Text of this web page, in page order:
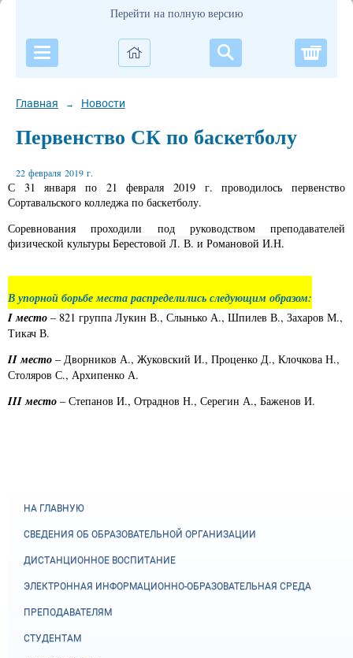
Перейти на полную версию
Главная → Новости
Первенство СК по баскетболу
22 февраля 2019 г.
С 31 января по 21 февраля 2019 г. проводилось первенство
Сортавальского колледжа по баскетболу.
Соревнования проходили под руководством преподавателей
физической культуры Берестовой Л. В. и Романовой И.Н.
В упорной борьбе места распределились следующим образом:
Iместо – 821 группа Лукин В., Слынько А., Шпилев В., Захаров М.,
Тикач В.
IIместо – Дворников А., Жуковский И., Проценко Д., Клочкова Н.,
Столяров С., Архипенко А.
IIIместо – Степанов И., Отраднов Н., Серегин А., Баженов И.
НА ГЛАВНУЮ
СВЕДЕНИЯ ОБ ОБРАЗОВАТЕЛЬНОЙ ОРГАНИЗАЦИИ
ДИСТАНЦИОННОЕ ВОСПИТАНИЕ
ЭЛЕКТРОННАЯ ИНФОРМАЦИОННО-ОБРАЗОВАТЕЛЬНАЯ СРЕДА
ПРЕПОДАВАТЕЛЯМ
СТУДЕНТАМ